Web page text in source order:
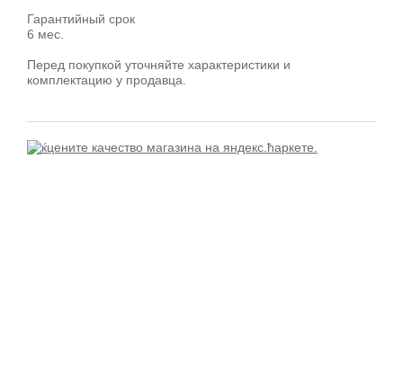
Гарантийный срок
6 мес.
Перед покупкой уточняйте характеристики и
комплектацию у продавца.